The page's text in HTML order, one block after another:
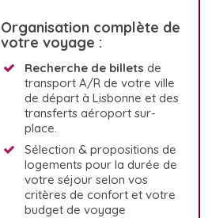
Organisation complète de
votre voyage :
Recherche de billets de
transport A/R de votre ville
de départ à Lisbonne et des
transferts aéroport sur-
place.
Sélection & propositions de
logements pour la durée de
votre séjour selon vos
critères de confort et votre
budget de voyage